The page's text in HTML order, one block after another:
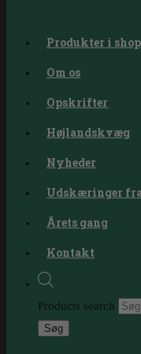
Produkter i
Om os
Opskrifter
Højlandskvæg
Nyheder
Udskæringer
Årets gang
Kontakt
Products search
Søg